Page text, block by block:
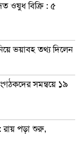
ওষুধ বিক্রি : ৫
ভয়াবহ তথ্য দিলেন
সমন্বয়ে ১৯
রায় পড়া শুরু,